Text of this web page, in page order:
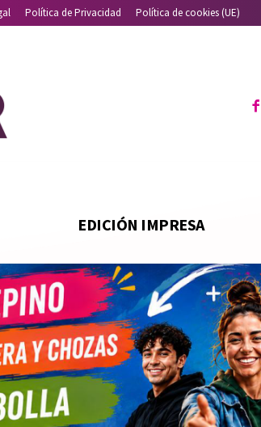
Política de Privacidad Política de cookies (UE)
EDICIÓN IMPRESA